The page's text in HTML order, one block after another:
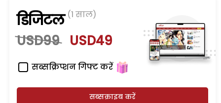
डिजिटल (1 साल)
USD99 USD49
सब्सक्रिप्शन गिफ्ट करें
सब्सक्राइब करें